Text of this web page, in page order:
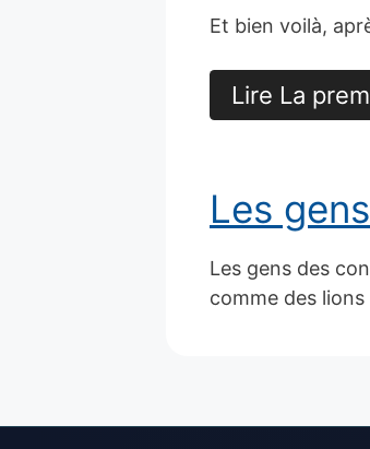
Et bien voilà,
Lire La
Les
Les gens des
comme des lions